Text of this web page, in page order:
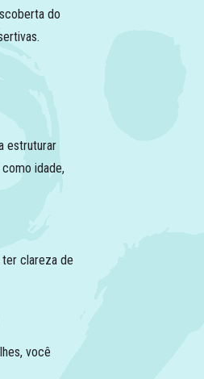
do
estruturar
idade,
clareza de
você